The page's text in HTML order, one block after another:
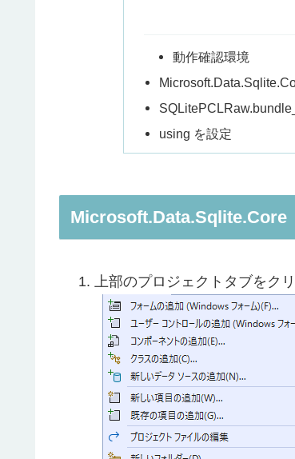
動作確認環境
using を設定
上部のプロジェクトタブをク